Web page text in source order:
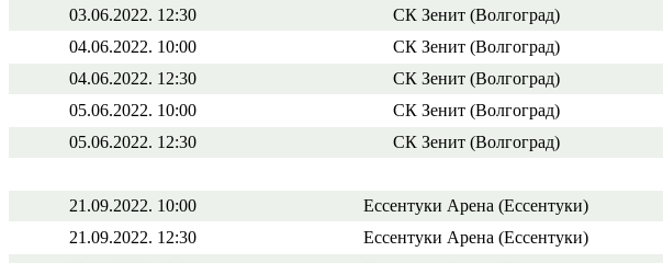
03.06.2022. 12:30
СК Зенит (Волгоград)
04.06.2022. 10:00
СК Зенит (Волгоград)
04.06.2022. 12:30
СК Зенит (Волгоград)
05.06.2022. 10:00
СК Зенит (Волгоград)
05.06.2022. 12:30
СК Зенит (Волгоград)
21.09.2022. 10:00
Ессентуки Арена (Ессентуки)
21.09.2022. 12:30
Ессентуки Арена (Ессентуки)